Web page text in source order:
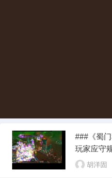
###《蜀
玩家应守
胡洋固